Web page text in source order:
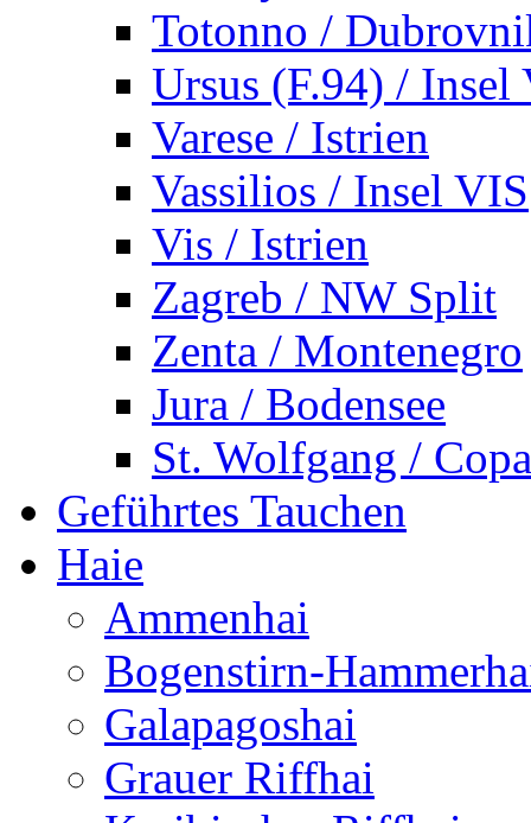
Totonno /
Ursus (F.94) / Insel
Varese / Istrien
Vassilios / Insel VIS
Vis / Istrien
Zagreb / NW Split
Zenta / Montenegro
Jura / Bodensee
St. Wolfgang /
Geführtes Tauchen
Haie
Ammenhai
Bogenstirn-
Galapagoshai
Grauer Riffhai